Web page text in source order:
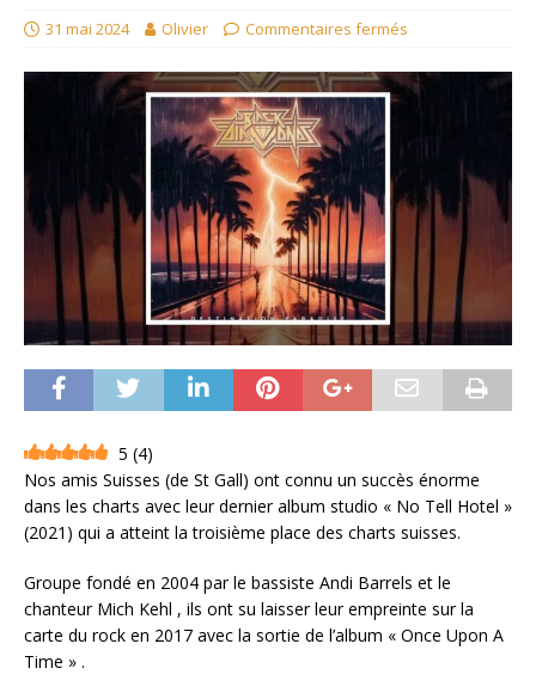
31 mai 2024 Olivier Commentaires fermés
5 (4)
Nos amis Suisses (de St Gall) ont connu un succès énorme
dans les charts avec leur dernier album studio « No Tell Hotel »
(2021) qui a atteint la troisième place des charts suisses.
Groupe fondé en 2004 par le bassiste Andi Barrels et le
chanteur Mich Kehl , ils ont su laisser leur empreinte sur la
carte du rock en 2017 avec la sortie de l’album « Once Upon A
Time » .